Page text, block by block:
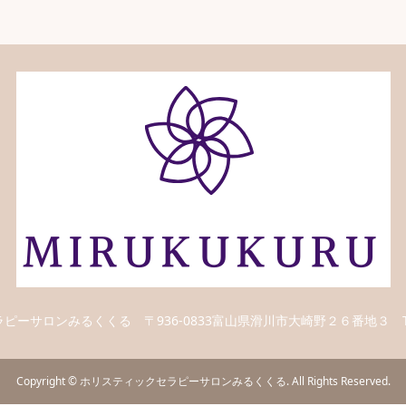
ーサロンみるくくる 〒936-0833富山県滑川市大崎野２６番地３
Copyright©ホリスティックセラピーサロンみるくくる. All Rights Reserved.